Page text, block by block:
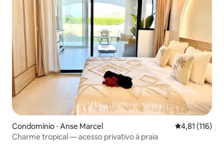
Condomínio ⋅ Anse Marcel 4,81 de uma
4,81 (116)
Charme tropical — acesso privativo à praia